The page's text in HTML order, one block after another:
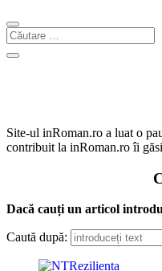
Site-ul inRoman.ro a luat o
contribuit la inRoman.ro îi
Dacă cauți un articol
Caută după: